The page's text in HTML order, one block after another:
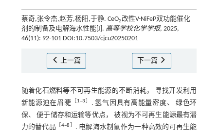
蔡奇,张令杰,赵芳,杨阳,于静. CeO2改性V-NiFeP双功能催化
剂的制备及电解海水性能[J]. 高等学校化学学报, 2025,
46(11): 92-101 DOI:10.7503/cjcu20250201
上一篇 下一篇
随着化石燃料等不可再生能源的不断消耗， 寻找开发利用
新能源迫在眉睫
1~3
. 氢气因具有高能量密度、 绿色环
保、 便于储存和运输等优点， 被视为不可再生能源最有潜
力的替代品 ［4~8
. 电解海水制氢作为一种高效的可再生能